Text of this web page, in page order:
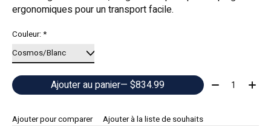
ergonomiques pour un transport facile.
Couleur:*
Ajouter au panier — $834.99 Quantité:
Ajouter pour comparer Ajouter à la liste de souhaits